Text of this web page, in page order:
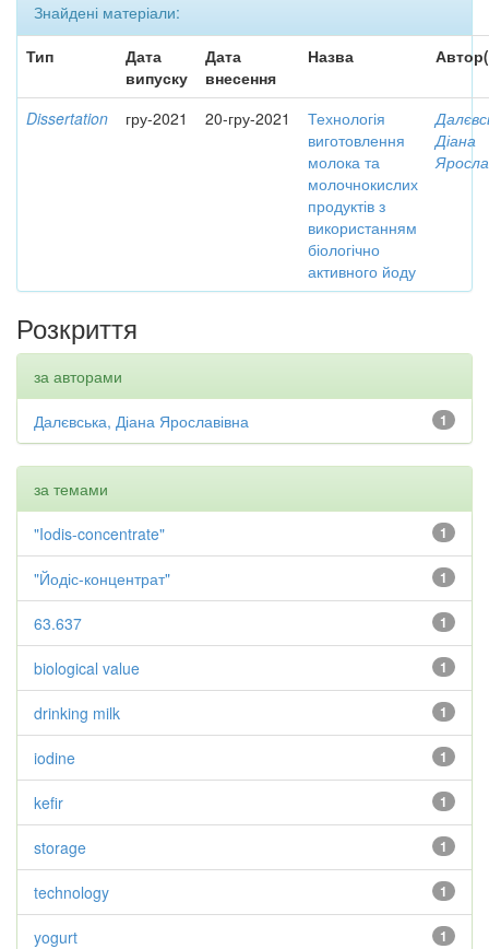
Знайдені матеріали:
Тип
Дата
випуску
Дата
внесення
Назва
Dissertation гру-2021 20-гру-2021
Технологія
виготовлення
молока та
молочнокислих
продуктів з
використанням
біологічно
активного йоду
Діана
Розкриття
за авторами
1
Далєвська, Діана Ярославівна
за темами
1
"Iodis-concentrate"
1
"Йодіс-концентрат"
1
63.637
1
biological value
1
drinking milk
1
iodine
1
kefir
1
storage
1
technology
1
yogurt